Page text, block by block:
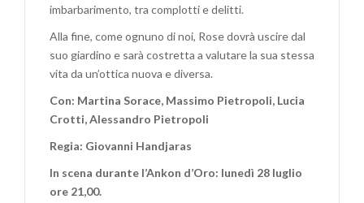
imbarbarimento, tra complotti e delitti.
Alla fine, come ognuno di noi, Rose dovrà uscire dal
suo giardino e sarà costretta a valutare la sua stessa
vita da un’ottica nuova e diversa.
Con: Martina Sorace, Massimo Pietropoli, Lucia
Crotti, Alessandro Pietropoli
Regia: Giovanni Handjaras
In scena durante l’Ankon d’Oro: lunedì 28 luglio
ore 21,00.